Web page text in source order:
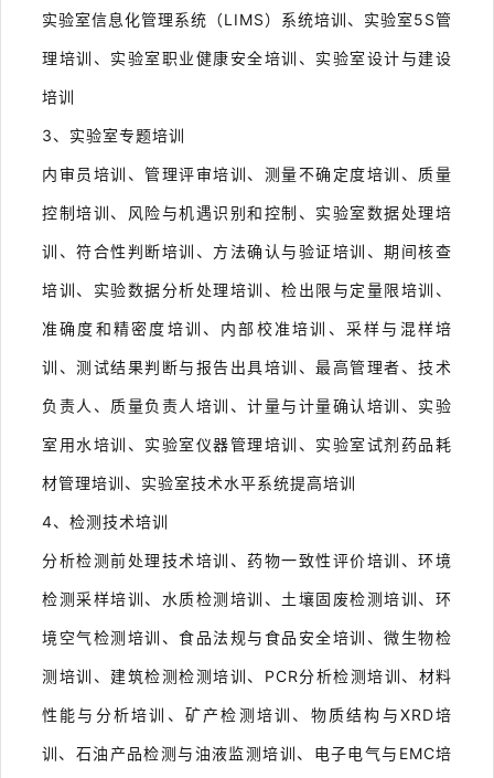
实验室信息化管理系统（LIMS）系统培训、实验室5S管
理培训、实验室职业健康安全培训、实验室设计与建设
培训
3、实验室专题培训
内审员培训、管理评审培训、测量不确定度培训、质量
控制培训、风险与机遇识别和控制、实验室数据处理培
训、符合性判断培训、方法确认与验证培训、期间核查
培训、实验数据分析处理培训、检出限与定量限培训、
准确度和精密度培训、内部校准培训、采样与混样培
训、测试结果判断与报告出具培训、最高管理者、技术
负责人、质量负责人培训、计量与计量确认培训、实验
室用水培训、实验室仪器管理培训、实验室试剂药品耗
材管理培训、实验室技术水平系统提高培训
4、检测技术培训
分析检测前处理技术培训、药物一致性评价培训、环境
检测采样培训、水质检测培训、土壤固废检测培训、环
境空气检测培训、食品法规与食品安全培训、微生物检
测培训、建筑检测检测培训、PCR分析检测培训、材料
性能与分析培训、矿产检测培训、物质结构与XRD培
训、石油产品检测与油液监测培训、电子电气与EMC培